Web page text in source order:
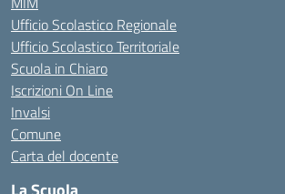
Ufficio Scolastico Regionale
Ufficio Scolastico Territoriale
Scuola in Chiaro
Iscrizioni On Line
Invalsi
Comune
Carta del docente